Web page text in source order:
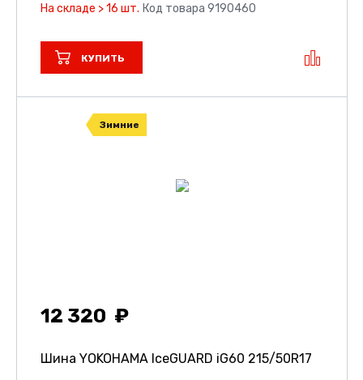
На складе > 16 шт. Код товара 9190460
КУПИТЬ
Зимние
12 320
Шина YOKOHAMA IceGUARD iG60 215/50R17